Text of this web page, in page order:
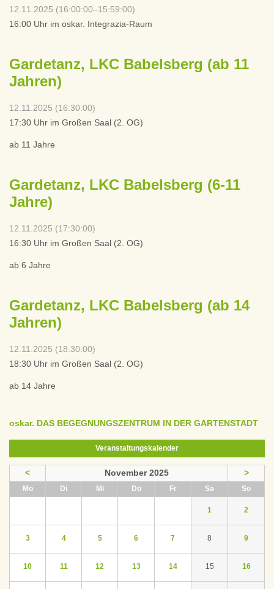
12.11.2025 (16:00:00–15:59:00)
16:00 Uhr im oskar. Integrazia-Raum
Gardetanz, LKC Babelsberg (ab 11
Jahren)
12.11.2025 (16:30:00)
17:30 Uhr im Großen Saal (2. OG)
ab 11 Jahre
Gardetanz, LKC Babelsberg (6-11
Jahre)
12.11.2025 (17:30:00)
16:30 Uhr im Großen Saal (2. OG)
ab 6 Jahre
Gardetanz, LKC Babelsberg (ab 14
Jahren)
12.11.2025 (18:30:00)
18:30 Uhr im Großen Saal (2. OG)
ab 14 Jahre
oskar. DAS BEGEGNUNGSZENTRUM IN DER GARTENSTADT
Veranstaltungskalender
< November 2025 >
Montag Dienstag Mittwoch DonnerstagFreitag Sa Sonntag
1 2
3 4 5 6 7 8 9
10 11 12 13 14 15 16